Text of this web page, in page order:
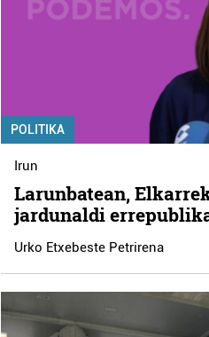
POLITIKA
Irun
Larunbatean,
jardunaldi
Urko Etxebeste Petrirena